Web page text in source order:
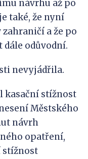
návrhu až po
také, že nyní
a že po
dále odůvodní.
nevyjádřila.
kasační stížnost
Městského
návrh
opatření,
stížnost